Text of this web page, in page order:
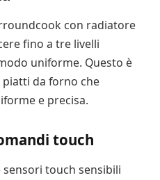
con radiatore
fino a tre livelli
uniforme. Questo è
da forno che
e precisa.
touch
sensori touch sensibili